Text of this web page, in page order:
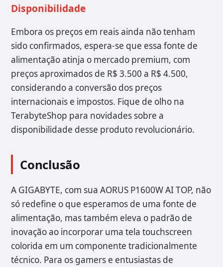
Disponibilidade
Embora os preços em reais ainda não tenham
sido confirmados, espera-se que essa fonte de
alimentação atinja o mercado premium, com
preços aproximados de R$ 3.500 a R$ 4.500,
considerando a conversão dos preços
internacionais e impostos. Fique de olho na
TerabyteShop para novidades sobre a
disponibilidade desse produto revolucionário.
Conclusão
A GIGABYTE, com sua AORUS P1600W AI TOP, não
só redefine o que esperamos de uma fonte de
alimentação, mas também eleva o padrão de
inovação ao incorporar uma tela touchscreen
colorida em um componente tradicionalmente
técnico. Para os gamers e entusiastas de